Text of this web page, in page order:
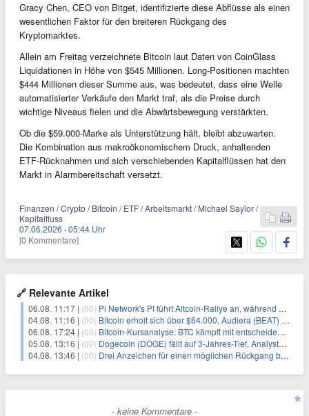
Gracy Chen, CEO von Bitget, identifizierte diese Abflüsse als einen
wesentlichen Faktor für den breiteren Rückgang des
Kryptomarktes.
Allein am Freitag verzeichnete Bitcoin laut Daten von CoinGlass
Liquidationen in Höhe von $545 Millionen. Long-Positionen machten
$444 Millionen dieser Summe aus, was bedeutet, dass eine Welle
automatisierter Verkäufe den Markt traf, als die Preise durch
wichtige Niveaus fielen und die Abwärtsbewegung verstärkten.
Ob die $59.000-Marke als Unterstützung hält, bleibt abzuwarten.
Die Kombination aus makroökonomischem Druck, anhaltenden
ETF-Rücknahmen und sich verschiebenden Kapitalflüssen hat den
Markt in Alarmbereitschaft versetzt.
Finanzen / Crypto / Bitcoin / ETF / Arbeitsmarkt / Michael Saylor /
Kapitalfluss
07.06.2026 ·05:44 Uhr
[0 Kommentare]
🔗 Relevante Artikel
06.08. 11:17 | (00) Pi Network's PI führt Altcoin-Rallye an, während Bitcoin $65.000 anpeilt
04.08. 11:16 | (00) Bitcoin erholt sich über $64.000, Audiera (BEAT) fällt erneut
06.08. 17:24 | (00) Bitcoin-Kursanalyse: BTC kämpft mit entscheidender $65K-Hürde, während sich ein Liquidationscluster aufbaut
05.08. 13:16 | (00) Dogecoin (DOGE) fällt auf 3-Jahres-Tief, Analysten erwarten jedoch baldige Erholung
04.08. 13:46 | (00) Drei Anzeichen für einen möglichen Rückgang bei Bitcoin (BTC)
- keine Kommentare -